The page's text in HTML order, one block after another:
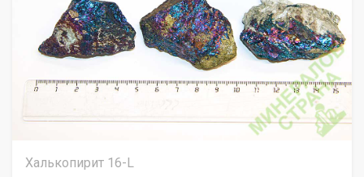
Халькопирит 16-L